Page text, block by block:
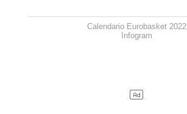
Calendario Eurobasket 2022
Infogram